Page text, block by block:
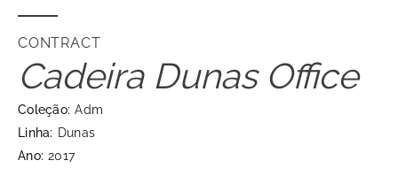
CONTRACT
Cadeira Dunas Office
Coleção: Adm
Linha: Dunas
Ano: 2017